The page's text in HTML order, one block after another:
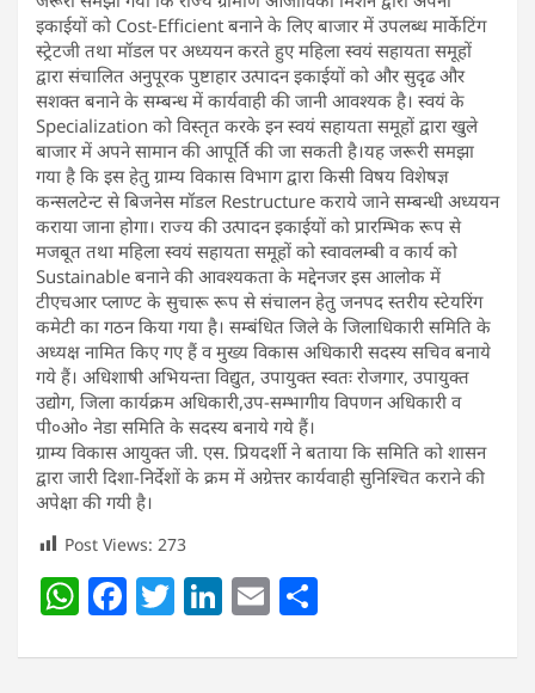
इकाईयों को Cost-Efficient बनाने के लिए बाजार में उपलब्ध मार्केटिंग
स्ट्रेटजी तथा मॉडल पर अध्ययन करते हुए महिला स्वयं सहायता समूहों
द्वारा संचालित अनुपूरक पुष्टाहार उत्पादन इकाईयों को और सुदृढ और
सशक्त बनाने के सम्बन्ध में कार्यवाही की जानी आवश्यक है। स्वयं के
Specialization को विस्तृत करके इन स्वयं सहायता समूहों द्वारा खुले
बाजार में अपने सामान की आपूर्ति की जा सकती है।यह जरूरी समझा
गया है कि इस हेतु ग्राम्य विकास विभाग द्वारा किसी विषय विशेषज्ञ
कन्सलटेन्ट से बिजनेस मॉडल Restructure कराये जाने सम्बन्धी अध्ययन
कराया जाना होगा। राज्य की उत्पादन इकाईयों को प्रारम्भिक रूप से
मजबूत तथा महिला स्वयं सहायता समूहों को स्वावलम्बी व कार्य को
Sustainable बनाने की आवश्यकता के मद्देनजर इस आलोक में
टीएचआर प्लाण्ट के सुचारू रूप से संचालन हेतु जनपद स्तरीय स्टेयरिंग
कमेटी का गठन किया गया है। सम्बंधित जिले के जिलाधिकारी समिति के
अध्यक्ष नामित किए गए हैं व मुख्य विकास अधिकारी सदस्य सचिव बनाये
गये हैं। अधिशाषी अभियन्ता विद्युत, उपायुक्त स्वतः रोजगार, उपायुक्त
उद्योग, जिला कार्यक्रम अधिकारी,उप-सम्भागीय विपणन अधिकारी व
पी०ओ० नेडा समिति के सदस्य बनाये गये हैं।
ग्राम्य विकास आयुक्त जी. एस. प्रियदर्शी ने बताया कि समिति को शासन
द्वारा जारी दिशा-निर्देशों के क्रम में अग्रेत्तर कार्यवाही सुनिश्चित कराने की
अपेक्षा की गयी है।
Post Views: 273
W
at
F
c
T
itt
Li
k
E
ai ar